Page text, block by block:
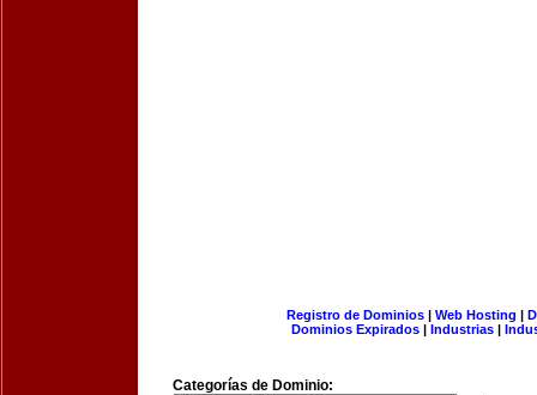
Registro de Dominios| Web Hosting |
Dominios Expirados | Industrias |
Categorías de Dominio: